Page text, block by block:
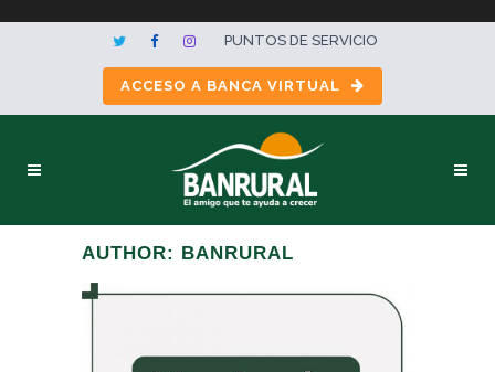
PUNTOS DE SERVICIO
ACCESO A BANCA VIRTUAL
AUTHOR: BANRURAL